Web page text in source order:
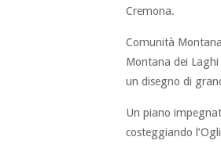
Cremona.
Comunità
Montana dei
un disegno di
Un piano
costeggiando